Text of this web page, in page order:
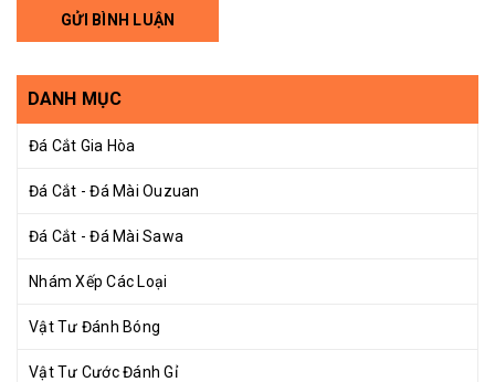
GỬI BÌNH LUẬN
DANH MỤC
Đá Cắt Gia Hòa
Đá Cắt - Đá Mài Ouzuan
Đá Cắt - Đá Mài Sawa
Nhám Xếp Các Loại
Vật Tư Đánh Bóng
Vật Tư Cước Đánh Gỉ